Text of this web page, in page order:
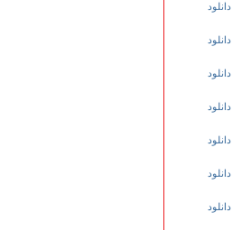
دانلود
دانلود
دانلود
دانلود
دانلود
دانلود
دانلود